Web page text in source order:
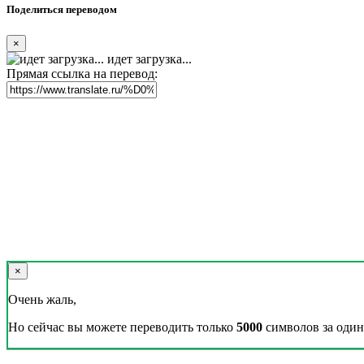
Поделиться переводом
×
идет загрузка...
Прямая ссылка на перевод:
×
Очень жаль,
Но сейчас вы можете переводить только 5000 символов за